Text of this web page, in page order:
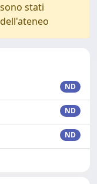
stati
ND
ND
ND